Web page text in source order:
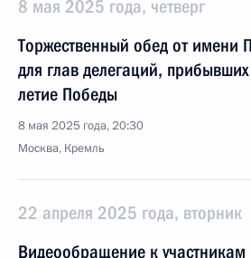
8 мая 2025 года, четверг
Торжественный обед от имени
для глав делегаций,
летие Победы
8 мая 2025 года, 20:30
Москва, Кремль
22 апреля 2025 года, вторник
Видеообращение к участникам